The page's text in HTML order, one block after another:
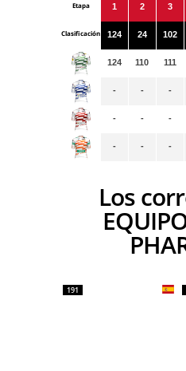
Etapa
Clasificación
1
124
124
-
-
-
2
24
110
-
-
-
3
102
111
-
-
-
Los corredores
191